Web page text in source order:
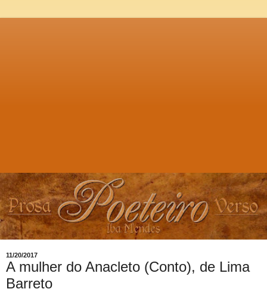
11/20/2017
A mulher do Anacleto (Conto), de Lima
Barreto